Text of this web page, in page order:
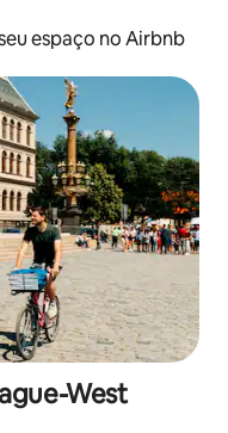
espaço no Airbnb
West